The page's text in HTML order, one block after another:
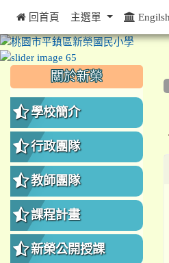
::: 關於新榮
學校簡介
行政團隊
教師團隊
課程計畫
新榮公開授課
::: 回首頁 主選單